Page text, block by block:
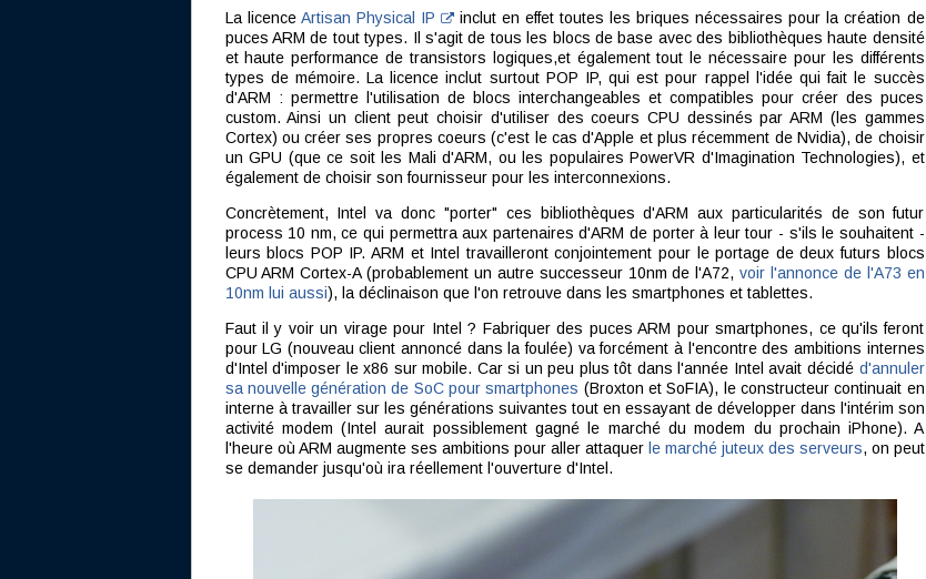
La licence Artisan Physical IP
inclut en effet toutes les briques nécessaires pour la création de
puces ARM de tout types. Il s'agit de tous les blocs de base avec des bibliothèques haute densité
et haute performance de transistors logiques,et également tout le nécessaire pour les différents
types de mémoire. La licence inclut surtout POP IP, qui est pour rappel l'idée qui fait le succès
d'ARM : permettre l'utilisation de blocs interchangeables et compatibles pour créer des puces
custom. Ainsi un client peut choisir d'utiliser des coeurs CPU dessinés par ARM (les gammes
Cortex) ou créer ses propres coeurs (c'est le cas d'Apple et plus récemment de Nvidia), de choisir
un GPU (que ce soit les Mali d'ARM, ou les populaires PowerVR d'Imagination Technologies), et
également de choisir son fournisseur pour les interconnexions.
Concrètement, Intel va donc "porter" ces bibliothèques d'ARM aux particularités de son futur
process 10 nm, ce qui permettra aux partenaires d'ARM de porter à leur tour - s'ils le souhaitent -
leurs blocs POP IP. ARM et Intel travailleront conjointement pour le portage de deux futurs blocs
CPU ARM Cortex-A (probablement un autre successeur 10nm de l'A72,voir l'annonce de l'A73 en
10nm lui aussi), la déclinaison que l'on retrouve dans les smartphones et tablettes.
Faut il y voir un virage pour Intel ? Fabriquer des puces ARM pour smartphones, ce qu'ils feront
pour LG (nouveau client annoncé dans la foulée) va forcément à l'encontre des ambitions internes
d'Intel d'imposer le x86 sur mobile. Car si un peu plus tôt dans l'année Intel avait décidé d'annuler
sa nouvelle génération de SoC pour smartphones (Broxton et SoFIA), le constructeur continuait en
interne à travailler sur les générations suivantes tout en essayant de développer dans l'intérim son
activité modem (Intel aurait possiblement gagné le marché du modem du prochain iPhone). A
l'heure où ARM augmente ses ambitions pour aller attaquer le marché juteux des serveurs, on peut
se demander jusqu'où ira réellement l'ouverture d'Intel.